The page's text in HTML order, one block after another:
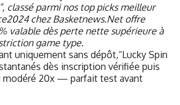
classé parmi nos top picks meilleur
chez Basketnews.Net offre
valable dès perte nette supérieure à
game type.
uniquement sans dépôt,“Lucky Spin
dès inscription vérifiée puis
modéré ‎20x‎ — parfait test avant